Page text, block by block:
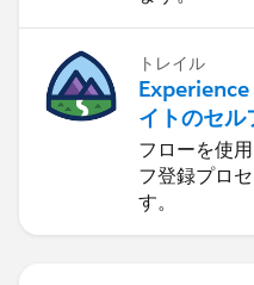
トレイル
イトのセル
合理化する
フローを使
フ登録プロ
す。